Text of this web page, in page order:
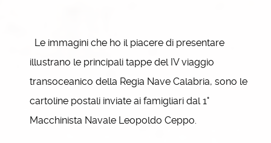
Le immagini che ho il piacere di presentare
illustrano le principali tappe del IV viaggio
transoceanico della Regia Nave Calabria, sono le
cartoline postali inviate ai famigliari dal 1°
Macchinista Navale Leopoldo Ceppo.